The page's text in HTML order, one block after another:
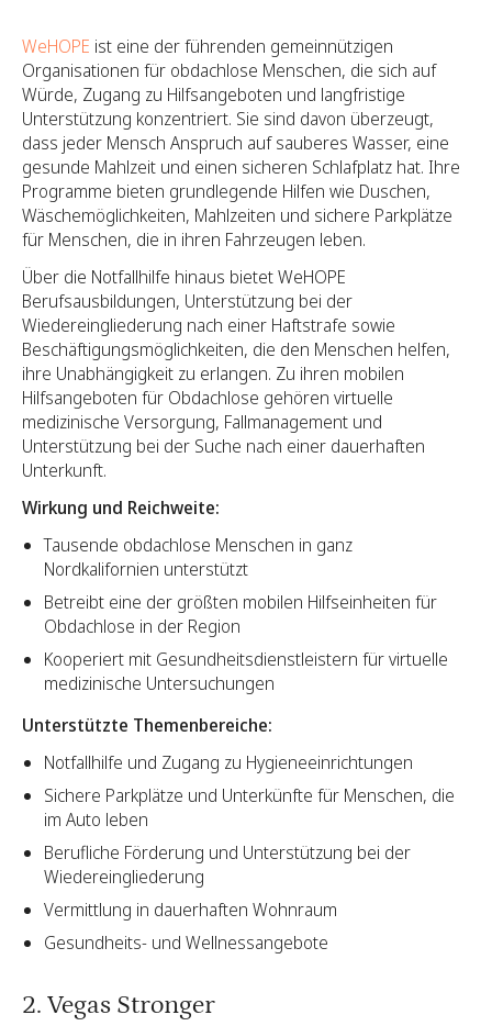
WeHOPE ist eine der führenden gemeinnützigen
Organisationen für obdachlose Menschen, die sich auf
Würde, Zugang zu Hilfsangeboten und langfristige
Unterstützung konzentriert. Sie sind davon überzeugt,
dass jeder Mensch Anspruch auf sauberes Wasser, eine
gesunde Mahlzeit und einen sicheren Schlafplatz hat. Ihre
Programme bieten grundlegende Hilfen wie Duschen,
Wäschemöglichkeiten, Mahlzeiten und sichere Parkplätze
für Menschen, die in ihren Fahrzeugen leben.
Über die Notfallhilfe hinaus bietet WeHOPE
Berufsausbildungen, Unterstützung bei der
Wiedereingliederung nach einer Haftstrafe sowie
Beschäftigungsmöglichkeiten, die den Menschen helfen,
ihre Unabhängigkeit zu erlangen. Zu ihren mobilen
Hilfsangeboten für Obdachlose gehören virtuelle
medizinische Versorgung, Fallmanagement und
Unterstützung bei der Suche nach einer dauerhaften
Unterkunft.
Wirkung und Reichweite:
Tausende obdachlose Menschen in ganz
Nordkalifornien unterstützt
Betreibt eine der größten mobilen Hilfseinheiten für
Obdachlose in der Region
Kooperiert mit Gesundheitsdienstleistern für virtuelle
medizinische Untersuchungen
Unterstützte Themenbereiche:
Notfallhilfe und Zugang zu Hygieneeinrichtungen
Sichere Parkplätze und Unterkünfte für Menschen, die
im Auto leben
Berufliche Förderung und Unterstützung bei der
Wiedereingliederung
Vermittlung in dauerhaften Wohnraum
Gesundheits- und Wellnessangebote
2. Vegas Stronger